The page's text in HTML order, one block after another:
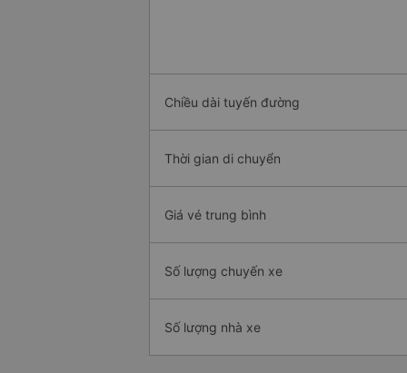
Chiều dài tuyến đường
Thời gian di chuyển
Giá vé trung bình
Số lượng chuyến xe
Số lượng nhà xe